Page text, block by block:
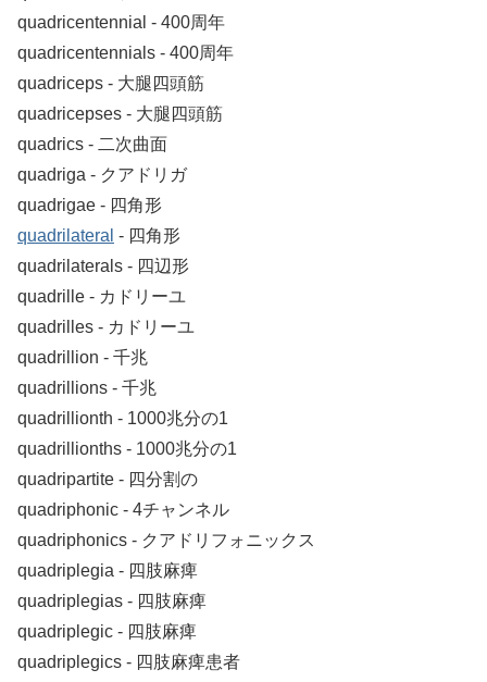
quadricentennial ‐ 400周年
quadricentennials ‐ 400周年
quadriceps ‐ 大腿四頭筋
quadricepses ‐ 大腿四頭筋
quadrics ‐ 二次曲面
quadriga ‐ クアドリガ
quadrigae ‐ 四角形
quadrilateral ‐ 四角形
quadrilaterals ‐ 四辺形
quadrille ‐ カドリーユ
quadrilles ‐ カドリーユ
quadrillion ‐ 千兆
quadrillions ‐ 千兆
quadrillionth ‐ 1000兆分の1
quadrillionths ‐ 1000兆分の1
quadripartite ‐ 四分割の
quadriphonic ‐ 4チャンネル
quadriphonics ‐ クアドリフォニックス
quadriplegia ‐ 四肢麻痺
quadriplegias ‐ 四肢麻痺
quadriplegic ‐ 四肢麻痺
quadriplegics ‐ 四肢麻痺患者